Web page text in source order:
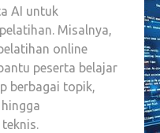
AI untuk
Misalnya,
online
peserta belajar
berbagai topik,